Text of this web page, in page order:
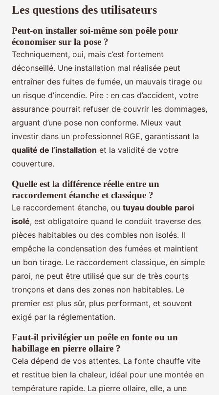
Les questions des utilisateurs
Peut-on installer soi-même son poêle pour
économiser sur la pose ?
Techniquement, oui, mais c’est fortement
déconseillé. Une installation mal réalisée peut
entraîner des fuites de fumée, un mauvais tirage ou
un risque d’incendie. Pire : en cas d’accident, votre
assurance pourrait refuser de couvrir les dommages,
arguant d’une pose non conforme. Mieux vaut
investir dans un professionnel RGE, garantissant la
qualité de l’installation et la validité de votre
couverture.
Quelle est la différence réelle entre un
raccordement étanche et classique ?
Le raccordement étanche, ou tuyau double paroi
isolé, est obligatoire quand le conduit traverse des
pièces habitables ou des combles non isolés. Il
empêche la condensation des fumées et maintient
un bon tirage. Le raccordement classique, en simple
paroi, ne peut être utilisé que sur de très courts
tronçons et dans des zones non habitables. Le
premier est plus sûr, plus performant, et souvent
exigé par la réglementation.
Faut-il privilégier un poêle en fonte ou un
habillage en pierre ollaire ?
Cela dépend de vos attentes. La fonte chauffe vite
et restitue bien la chaleur, idéal pour une montée en
température rapide. La pierre ollaire, elle, a une